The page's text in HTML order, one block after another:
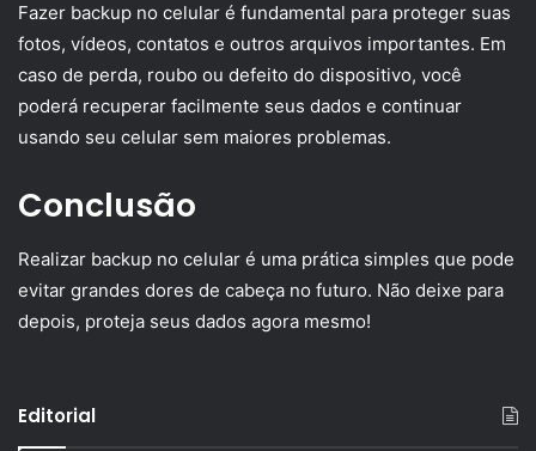
Fazer backup no celular é fundamental para proteger suas
fotos, vídeos, contatos e outros arquivos importantes. Em
caso de perda, roubo ou defeito do dispositivo, você
poderá recuperar facilmente seus dados e continuar
usando seu celular sem maiores problemas.
Conclusão
Realizar backup no celular é uma prática simples que pode
evitar grandes dores de cabeça no futuro. Não deixe para
depois, proteja seus dados agora mesmo!
Editorial